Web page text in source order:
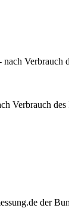
Verbrauch
Verbrauch
der